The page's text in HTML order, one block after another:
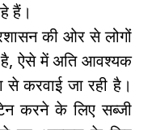
हैं।
की ओर से लोगों
है, ऐसे में अति आवश्यक
करवाई जा रही है।
करने के लिए सब्जी